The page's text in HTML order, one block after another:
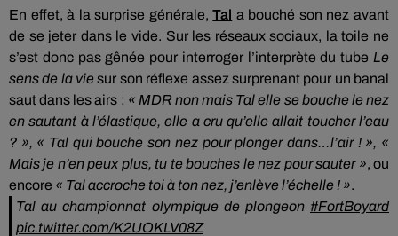
En effet, à la surprise générale,Tal a bouché son nez avant
de se jeter dans le vide. Sur les réseaux sociaux, la toile ne
s’est donc pas gênée pour interroger l’interprète du tube Le
sens de la vie sur son réflexe assez surprenant pour un banal
saut dans les airs : « MDR non mais Tal elle se bouche le nez
en sautant à l’élastique, elle a cru qu’elle allait toucher l’eau
? », « Tal qui bouche son nez pour plonger dans…l’air ! », «
Mais je n’en peux plus, tu te bouches le nez pour sauter », ou
encore « Tal accroche toi à ton nez, j’enlève l’échelle ! ».
Tal au championnat olympique de plongeon #FortBoyard
pic.twitter.com/K2UOKLV08Z